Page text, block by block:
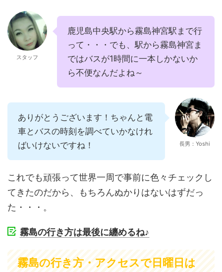
スタッフ
鹿児島中央駅から霧島神宮駅まで行
って・・・でも、駅から霧島神宮ま
ではバスが1時間に一本しかないか
ら不便なんだよね～
ありがとうございます！ちゃんと電
車とバスの時刻を調べていかなけれ
ばいけないですね！
長男：Yoshi
これでも頑張って世界一周で事前に色々チェックし
てきたのだから、もちろんぬかりはないはずだっ
た・・・。
霧島の行き方は最後に纏めるね♪
霧島の行き方・アクセスで日曜日は